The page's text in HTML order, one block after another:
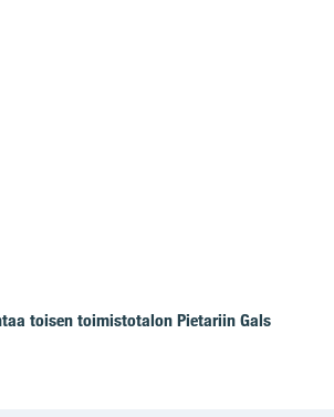
toisen toimistotalon Pietariin Gals